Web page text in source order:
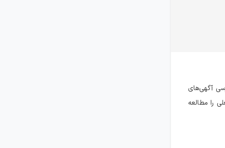
آگهی‌های
را مطالعه